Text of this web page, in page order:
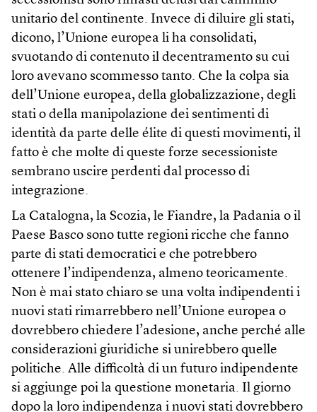
unitario del continente. Invece di diluire gli stati,
dicono, l’Unione europea li ha consolidati,
svuotando di contenuto il decentramento su cui
loro avevano scommesso tanto. Che la colpa sia
dell’Unione europea, della globalizzazione, degli
stati o della manipolazione dei sentimenti di
identità da parte delle élite di questi movimenti, il
fatto è che molte di queste forze secessioniste
sembrano uscire perdenti dal processo di
integrazione.
La Catalogna, la Scozia, le Fiandre, la Padania o il
Paese Basco sono tutte regioni ricche che fanno
parte di stati democratici e che potrebbero
ottenere l’indipendenza, almeno teoricamente.
Non è mai stato chiaro se una volta indipendenti i
nuovi stati rimarrebbero nell’Unione europea o
dovrebbero chiedere l’adesione, anche perché alle
considerazioni giuridiche si unirebbero quelle
politiche. Alle difficoltà di un futuro indipendente
si aggiunge poi la questione monetaria. Il giorno
dopo la loro indipendenza i nuovi stati dovrebbero